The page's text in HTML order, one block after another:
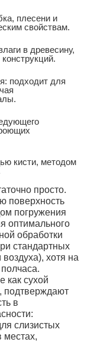
плесени и
свойствам.
в древесину,
подходит для
кисти, методом
просто.
поверхность
погружения
оптимального
обработки
стандартных
хотя на
как сухой
подтверждают
в
слизистых
местах,